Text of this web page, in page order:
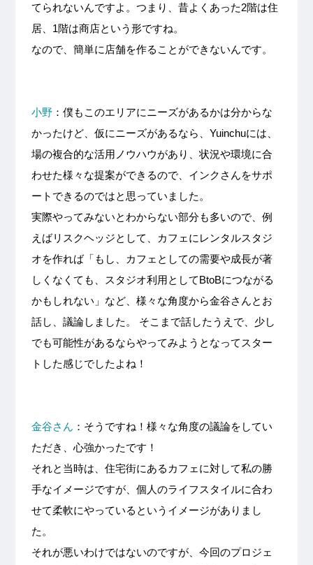
てられないんですよ。つまり、昔よくあった2階は住
居、1階は商店という形ですね。
なので、簡単に店舗を作ることができないんです。
小野：僕もこのエリアにニーズがあるかは分からな
かったけど、仮にニーズがあるなら、Yuinchuには、
場の複合的な活用ノウハウがあり、状況や環境に合
わせた様々な提案ができるので、インクさんをサポ
ートできるのではと思っていました。
実際やってみないとわからない部分も多いので、例
えばリスクヘッジとして、カフェにレンタルスタジ
オを作れば「もし、カフェとしての需要や成長が著
しくなくても、スタジオ利用としてBtoBにつながる
かもしれない」など、様々な角度から金谷さんとお
話し、議論しました。 そこまで話したうえで、少し
でも可能性があるならやってみようとなってスター
トした感じでしたよね！
金谷さん ：そうですね！様々な角度の議論をしてい
ただき、心強かったです！
それと当時は、住宅街にあるカフェに対して私の勝
手なイメージですが、個人のライフスタイルに合わ
せて柔軟にやっているというイメージがありまし
た。
それが悪いわけではないのですが、今回のプロジェ